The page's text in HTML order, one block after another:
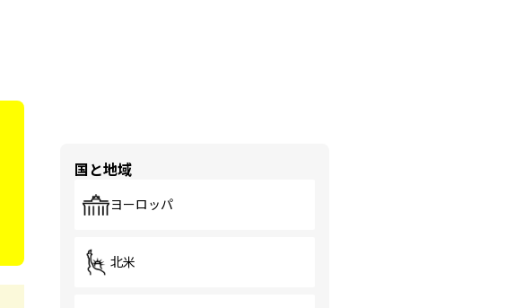
国と地域
ヨーロッパ
北米